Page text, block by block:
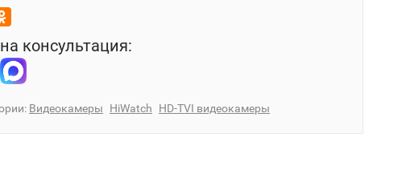
консультация:
Видеокамеры HiWatch HD-TVI видеокамеры